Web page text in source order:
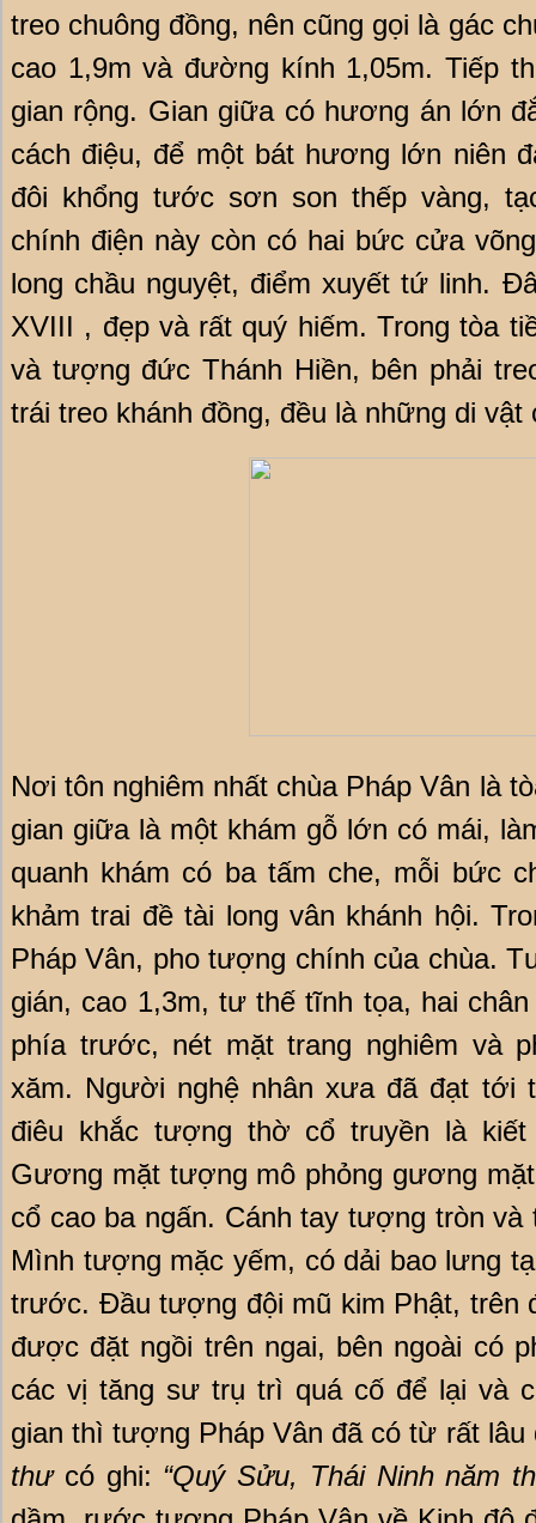
treo chuông đồng, nên cũng gọi là gác
cao 1,9m và đường kính 1,05m. Tiếp
gian rộng. Gian giữa có hương án lớn
cách điệu, để một bát hương lớn niên
đôi khổng tước sơn son thếp vàng,
chính điện này còn có hai bức cửa
long chầu nguyệt, điểm xuyết tứ linh.
XVIII , đẹp và rất quý hiếm. Trong tòa
và tượng đức Thánh Hiền, bên phải
trái treo khánh đồng, đều là những di
Nơi tôn nghiêm nhất chùa Pháp Vân là
gian giữa là một khám gỗ lớn có mái,
quanh khám có ba tấm che, mỗi bức
khảm trai đề tài long vân khánh hội.
Pháp Vân, pho tượng chính của chùa.
gián, cao 1,3m, tư thế tĩnh tọa, hai
phía trước, nét mặt trang nghiêm và
xăm. Người nghệ nhân xưa đã đạt tới
điêu khắc tượng thờ cổ truyền là
Gương mặt tượng mô phỏng gương
cổ cao ba ngấn. Cánh tay tượng tròn
Mình tượng mặc yếm, có dải bao lưng
trước. Đầu tượng đội mũ kim Phật, trên
được đặt ngồi trên ngai, bên ngoài có
các vị tăng sư trụ trì quá cố để lại và
gian thì tượng Pháp Vân đã có từ rất
thư có ghi: “Quý Sửu, Thái Ninh năm